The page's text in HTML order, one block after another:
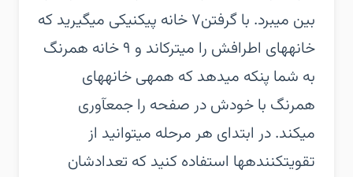
بین میبرد. با گرفتن۷ خانه پیکنیکی میگیرید که
خانههای اطرافش را میترکاند و ۹ خانه همرنگ
به شما پنکه میدهد که همهی خانههای
همرنگ با خودش در صفحه را جمعآوری
میکند. در ابتدای هر مرحله میتوانید از
تقویتکنندهها استفاده کنید که تعدادشان